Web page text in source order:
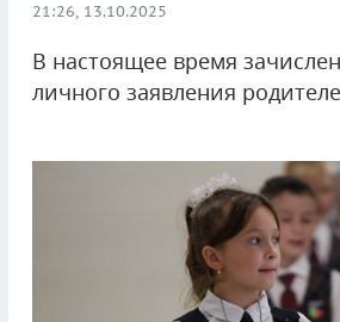
21:26, 13.10.2025
В настоящее время
личного заявления